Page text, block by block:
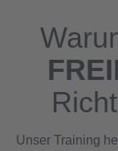
Unser Training